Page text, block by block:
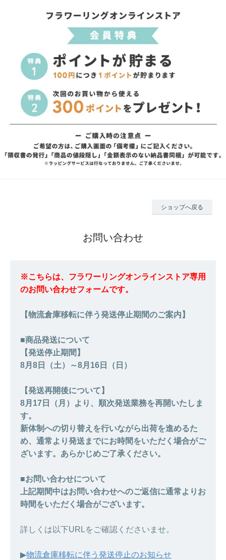
ショップへ戻る
お問い合わせ
※こちらは、フラワーリングオンラインストア専用
のお問い合わせフォームです。
【物流倉庫移転に伴う発送停止期間のご案内】
■商品発送について
【発送停止期間】
8月8日（土）～8月16日（日）
【発送再開後について】
8月17日（月）より、順次発送業務を再開いたしま
す。
新体制への切り替えを行いながら出荷を進めるた
め、通常より発送までにお時間をいただく場合がご
ざいます。あらかじめご了承ください。
■お問い合わせについて
上記期間中はお問い合わせへのご返信に通常よりお
時間をいただく場合がございます。
詳しくは以下URLをご確認くださいませ。
▶︎物流倉庫移転に伴う発送停止のお知らせ